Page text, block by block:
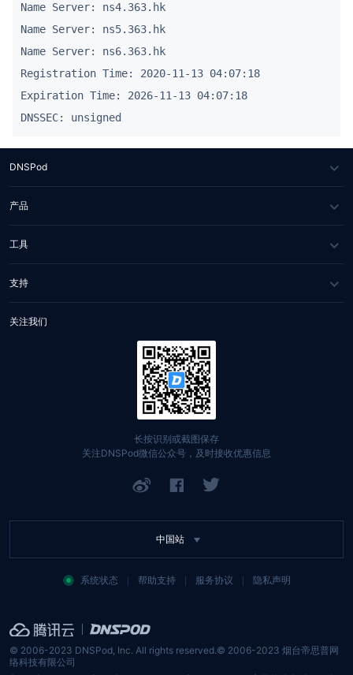
Name Server: ns4.363.hk
Name Server: ns5.363.hk
Name Server: ns6.363.hk
Registration Time: 2020-11-13 04:07:18
Expiration Time: 2026-11-13 04:07:18
DNSPod
关于我们
媒体报道
合作伙伴
联系我们
产品
DNS 云解析
IGTM
HTTPDNS
工具
网站健康检测
WHOIS 查询
支持
服务与支持
关注我们
长按识别或截图保存
关注DNSPod微信公众号，及时接收优惠信息
© 2006-2023 DNSPod, Inc. All rights reserved.© 2006-2023 烟台帝思普网
络科技有限公司
中国站
系统状态 帮助支持 服务协议 隐私声明